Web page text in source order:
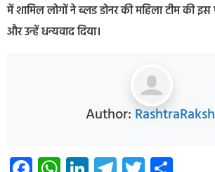
में शामिल लोगों ने ब्लड डोनर की महिला टीम की
और उन्हें धन्यवाद दिया।
Author: